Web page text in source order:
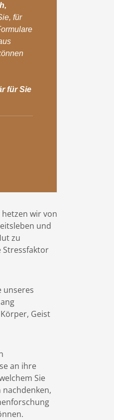
für
für Sie
wir von
und
zu
Stressfaktor
unseres
Geist
an ihre
Sie